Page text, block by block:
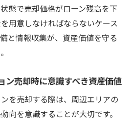
態で売却価格がローン残高を下
用意しなければならないケース
と情報収集が、資産価値を守る
ン売却時に意識すべき資産価値
を売却する際は、周辺エリアの
向を意識することが大切です。